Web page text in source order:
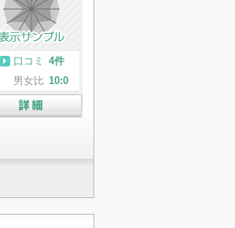
口コミ
4件
男女比 10:0